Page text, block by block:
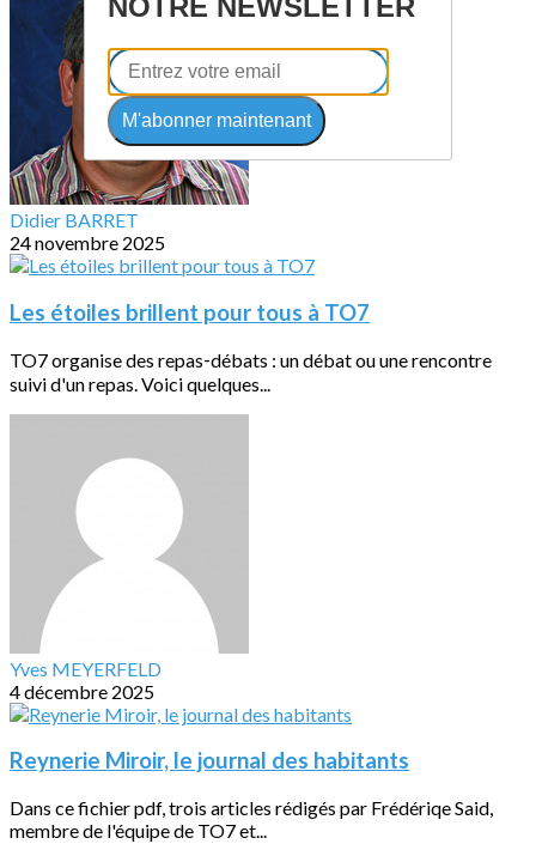
Didier BARRET
24 novembre 2025
Les étoiles brillent pour tous à TO7
TO7 organise des repas‐débats : un débat ou une rencontre
suivi d'un repas. Voici quelques...
Yves MEYERFELD
4 décembre 2025
Reynerie Miroir, le journal des habitants
Dans ce fichier pdf, trois articles rédigés par Frédériqe Said,
membre de l'équipe de TO7 et...
NOTRE NEWSLETTER
M'abonner maintenant